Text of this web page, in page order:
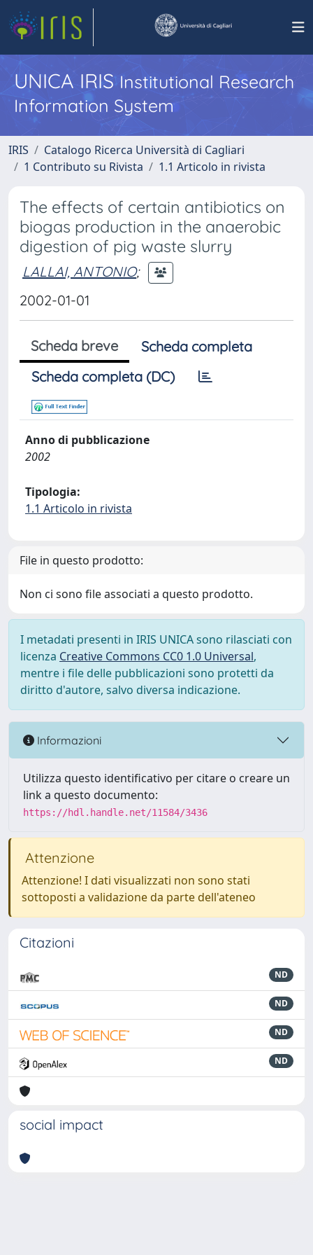
UNICA IRISInstitutional Research
Information System
IRIS
Catalogo Ricerca Università di Cagliari
1 Contributo su Rivista
1.1 Articolo in rivista
The effects of certain antibiotics on
biogas production in the anaerobic
digestion of pig waste slurry
LALLAI, ANTONIO;
2002-01-01
Scheda breve
Scheda completa
Scheda completa (DC)
Anno di pubblicazione
2002
Tipologia:
1.1 Articolo in rivista
File in questo prodotto:
Non ci sono file associati a questo prodotto.
I metadati presenti in IRIS UNICA sono rilasciati con
licenza Creative Commons CC0 1.0 Universal,
mentre i file delle pubblicazioni sono protetti da
diritto d'autore, salvo diversa indicazione.
Informazioni
Utilizza questo identificativo per citare o creare un
link a questo documento:
https://hdl.handle.net/11584/3436
Attenzione
Attenzione! I dati visualizzati non sono stati
sottoposti a validazione da parte dell'ateneo
Citazioni
ND
ND
ND
ND
social impact